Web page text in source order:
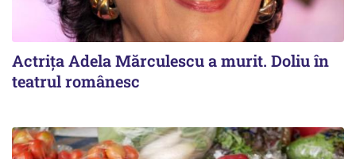
Actrița Adela Mărculescu a murit. Doliu în
teatrul românesc